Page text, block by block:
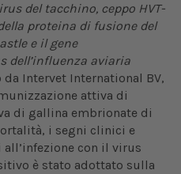
del tacchino, ceppo HVT-
proteina di fusione del
e il gene
dell’influenza aviaria
Intervet International BV,
attiva di
di gallina embrionate di
i segni clinici e
con il virus
è stato adottato sulla